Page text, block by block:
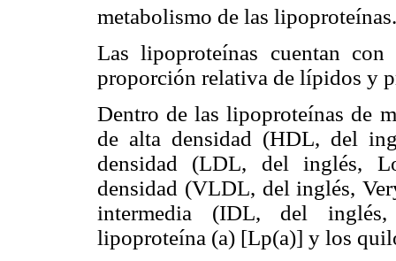
metabolismo de las lipoproteínas.
Las lipoproteínas cuentan
proporción relativa de lípidos y
Dentro de las lipoproteínas de
de alta densidad (HDL, del
densidad (LDL, del inglés,
densidad (VLDL, del inglés,
intermedia (IDL, del inglés,
lipoproteína (a) [Lp(a)] y los